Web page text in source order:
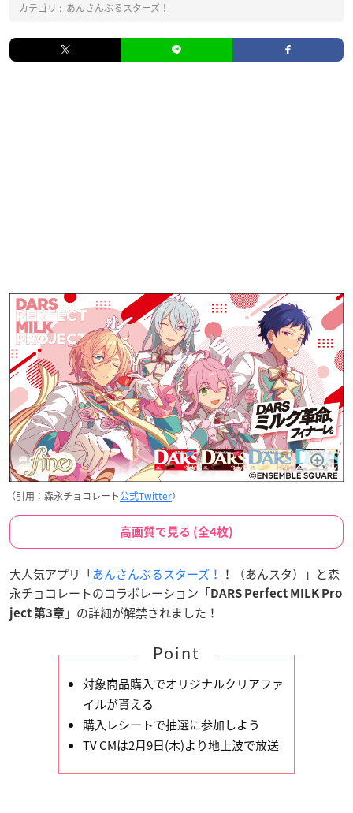
カテゴリ : あんさんぶるスターズ！
（引用：森永チョコレート公式Twitter）
高画質で見る (全4枚)
大人気アプリ「あんさんぶるスターズ！ ！（あんスタ）」と森
永チョコレートのコラボレーション「DARS Perfect MILK Pro
ject 第3章 」の詳細が解禁されました！
Point
対象商品購入でオリジナルクリアファ
イルが貰える
購入レシートで抽選に参加しよう
TV CMは2月9日(木)より地上波で放送